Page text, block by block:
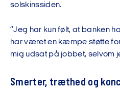
solskinssiden.
”Jeg har kun følt, at banken
har været en kæmpe støtte
mig udsat på jobbet, selvom
Smerter, træthed og